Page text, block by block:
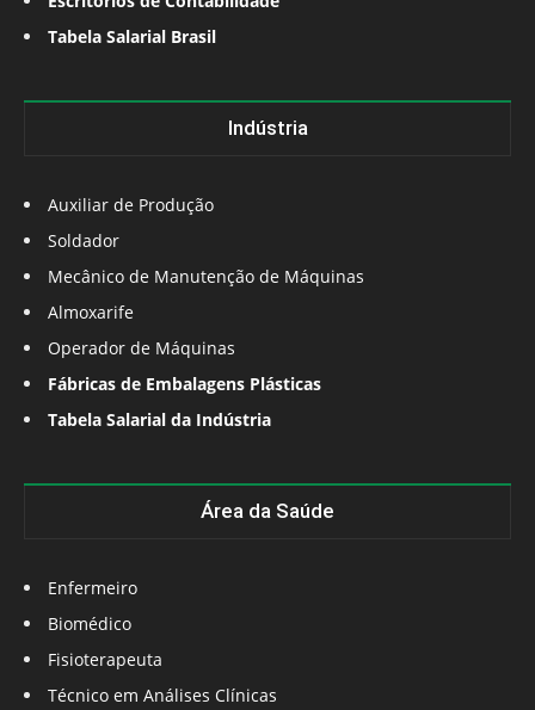
Tabela Salarial Brasil
Indústria
Auxiliar de Produção
Soldador
Mecânico de Manutenção de Máquinas
Almoxarife
Operador de Máquinas
Fábricas de Embalagens Plásticas
Tabela Salarial da Indústria
Área da Saúde
Enfermeiro
Biomédico
Fisioterapeuta
Técnico em Análises Clínicas